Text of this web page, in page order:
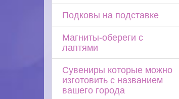
Подковы на подставке
Магниты-обереги с
лаптями
Сувениры которые можно
изготовить с названием
вашего города